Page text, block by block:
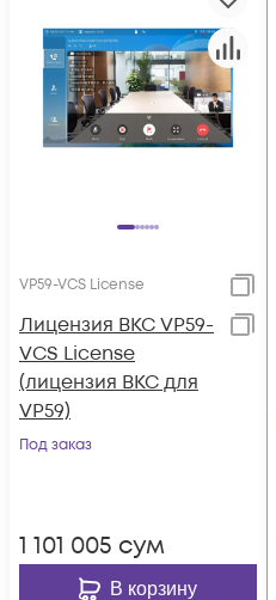
VP59-VCS License
Лицензия ВКС VP59-
VCS License
(лицензия ВКС для
VP59)
Под заказ
1 101 005 сум
В корзину